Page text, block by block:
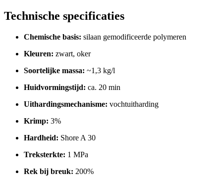
Technische specificaties
Chemische basis: silaan gemodificeerde polymeren
Kleuren: zwart, oker
Soortelijke massa: ~1,3 kg/l
Huidvormingstijd: ca. 20 min
Uithardingsmechanisme: vochtuitharding
Krimp: 3%
Hardheid: Shore A 30
Treksterkte: 1 MPa
Rek bij breuk: 200%